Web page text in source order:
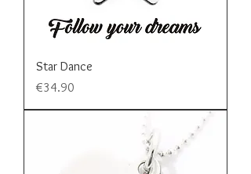
Star Dance
Price
€34.90